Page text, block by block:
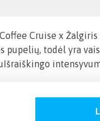
Cruise x
todėl yra